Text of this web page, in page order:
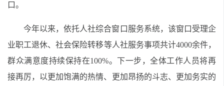
口。
今年以来，依托人社综合窗口服务系统，该窗口受理企
业职工退休、社会保险转移等人社服务事项共计4000余件，
群众满意度持续保持在100%。下一步，全体工作人员将再
接再厉，以更加饱满的热情、更加昂扬的斗志、更加务实的